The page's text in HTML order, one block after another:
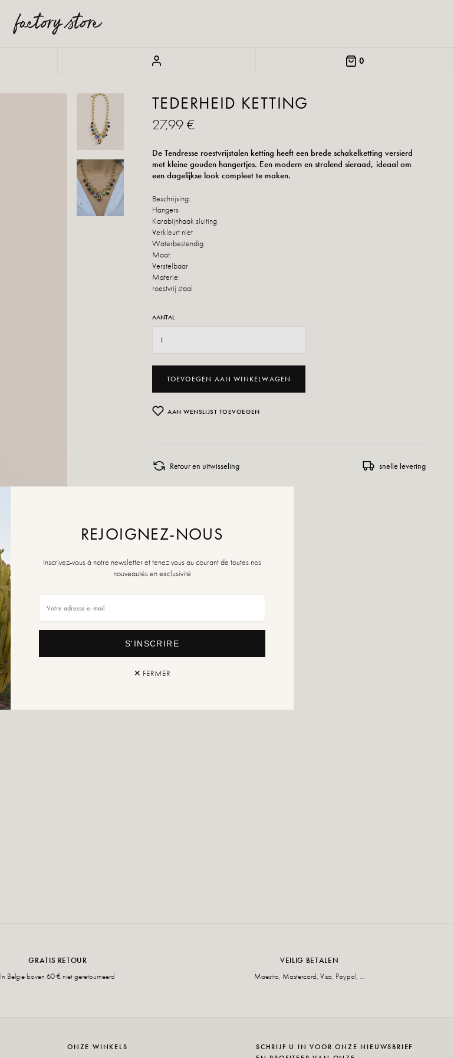
0
TEDERHEID KETTING
27,99 €
De Tendresse roestvrijstalen ketting heeft een brede schakelketting versierd
met kleine gouden hangertjes. Een modern en stralend sieraad, ideaal om
een dagelijkse look compleet te maken.
Beschrijving:
Hangers
Karabijnhaak sluiting
Verkleurt niet
Waterbestendig
Maat:
Verstelbaar
Materie:
roestvrij staal
AANTAL
TOEVOEGEN AAN WINKELWAGEN
AAN WENSLIJST TOEVOEGEN
Retour en uitwisseling snelle levering
GRATIS RETOUR
In Belgie boven 60 € niet geretourneerd
VEILIG BETALEN
Maestro, Mastercard, Visa, Paypal, ...
ONZE WINKELS
SCHRIJF U IN VOOR ONZE NIEUWSBRIEF
REJOIGNEZ-NOUS
Inscrivez-vous à notre newsletter et tenez vous au courant de toutes nos
nouveautés en exclusivité
S'INSCRIRE
✕ FERMER